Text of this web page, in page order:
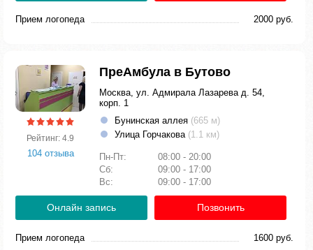
Прием логопеда 2000 руб.
Рейтинг: 4.9
104 отзыва
ПреАмбула в Бутово
Москва, ул. Адмирала Лазарева д. 54,
корп. 1
Бунинская аллея (665 м)
Улица Горчакова (1.1 км)
Пн-Пт:
08:00 - 20:00
Сб:
09:00 - 17:00
Вс:
09:00 - 17:00
Онлайн запись Позвонить
Прием логопеда 1600 руб.